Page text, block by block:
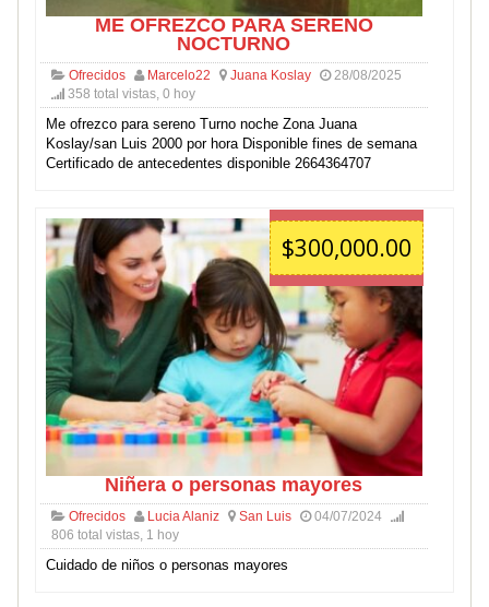
ME OFREZCO PARA SERENO
NOCTURNO
Ofrecidos Marcelo22 Juana Koslay
28/08/2025
358 total vistas, 0 hoy
Me ofrezco para sereno Turno noche Zona Juana
Koslay/san Luis 2000 por hora Disponible fines de semana
Certificado de antecedentes disponible 2664364707
$300,000.00
Niñera o personas mayores
Ofrecidos Lucia Alaniz San Luis
04/07/2024
806 total vistas, 1 hoy
Cuidado de niños o personas mayores